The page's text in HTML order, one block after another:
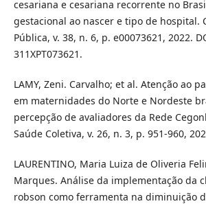
cesariana e cesariana recorrente no
gestacional ao nascer e tipo de hospital.
Pública, v. 38, n. 6, p. e00073621, 2022.
311XPT073621.
LAMY, Zeni. Carvalho; et al. Atenção ao
em maternidades do Norte e Nordeste
percepção de avaliadores da Rede
Saúde Coletiva, v. 26, n. 3, p. 951-960,
LAURENTINO, Maria Luiza de Oliveria
Marques. Análise da implementação da
robson como ferramenta na diminuição